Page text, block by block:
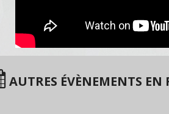
AUTRES ÉVÈNEMENTS EN